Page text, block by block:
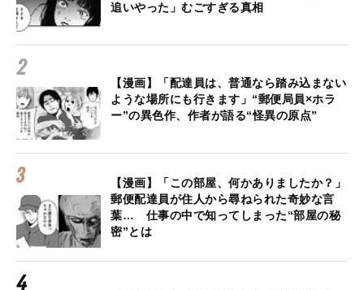
追いやった」むごすぎる真相
【漫画】「配達員は、普通なら踏み込まない
ような場所にも行きます」“郵便局員×ホラ
ー”の異色作、作者が語る“怪異の原点”
【漫画】「この部屋、何かありましたか？」
郵便配達員が住人から尋ねられた奇妙な言
葉… 仕事の中で知ってしまった“部屋の秘
密”とは